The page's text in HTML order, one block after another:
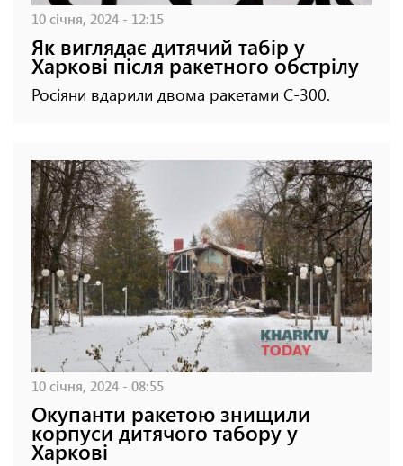
10 січня, 2024 - 12:15
Як виглядає дитячий табір у
Харкові після ракетного обстрілу
Росіяни вдарили двома ракетами С-300.
10 січня, 2024 - 08:55
Окупанти ракетою знищили
корпуси дитячого табору у
Харкові